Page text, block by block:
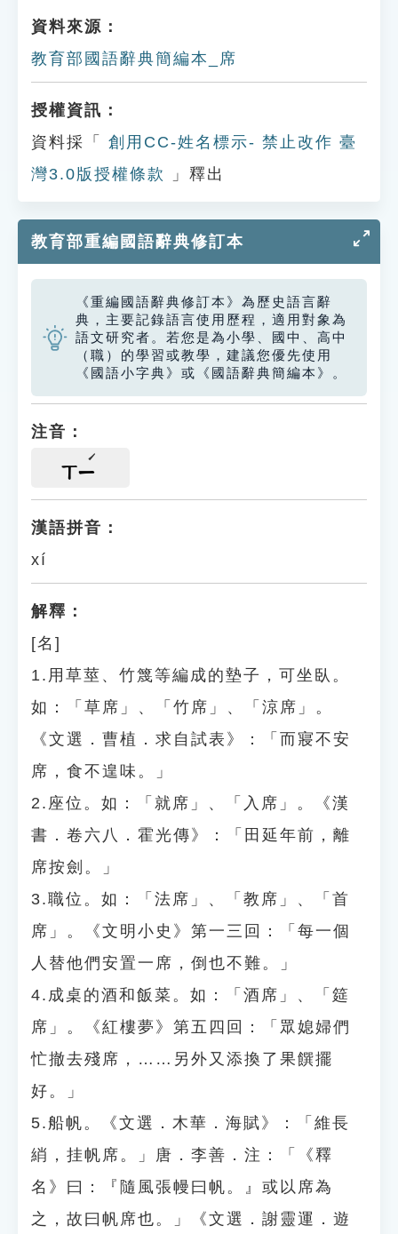
資料來源：
教育部國語辭典簡編本_席
授權資訊：
資料採「
創用CC-姓名標示- 禁止改作 臺
灣3.0版授權條款
」釋出
教育部重編國語辭典修訂本
《重編國語辭典修訂本》為歷史語言辭
典，主要記錄語言使用歷程，適用對象為
語文研究者。若您是為小學、國中、高中
（職）的學習或教學，建議您優先使用
《國語小字典》或《國語辭典簡編本》。
注音：
ㄒㄧ
漢語拼音：
xí
解釋：
[名]
1.用草莖、竹篾等編成的墊子，可坐臥。
如：「草席」、「竹席」、「涼席」。
《文選．曹植．求自試表》：「而寢不安
席，食不遑味。」
2.座位。如：「就席」、「入席」。《漢
書．卷六八．霍光傳》：「田延年前，離
席按劍。」
3.職位。如：「法席」、「教席」、「首
席」。《文明小史》第一三回：「每一個
人替他們安置一席，倒也不難。」
4.成桌的酒和飯菜。如：「酒席」、「筵
席」。《紅樓夢》第五四回：「眾媳婦們
忙撤去殘席，……另外又添換了果饌擺
好。」
5.船帆。《文選．木華．海賦》：「維長
綃，挂帆席。」唐．李善．注：「《釋
名》曰：『隨風張幔曰帆。』或以席為
之，故曰帆席也。」《文選．謝靈運．遊